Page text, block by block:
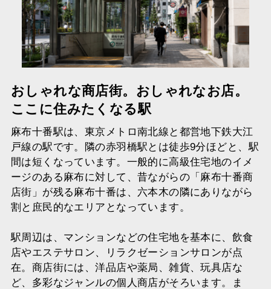
おしゃれな商店街。おしゃれなお店。
ここに住みたくなる駅
麻布十番駅は、東京メトロ南北線と都営地下鉄大江
戸線の駅です。隣の赤羽橋駅とは徒歩9分ほどと、駅
間は短くなっています。一般的に高級住宅地のイメ
ージのある麻布に対して、昔ながらの「麻布十番商
店街」が残る麻布十番は、六本木の隣にありながら
割と庶民的なエリアとなっています。
駅周辺は、マンションなどの住宅地を基本に、飲食
店やエステサロン、リラクゼーションサロンが点
在。商店街には、洋品店や薬局、雑貨、玩具店な
ど、多彩なジャンルの個人商店がそろいます。ま